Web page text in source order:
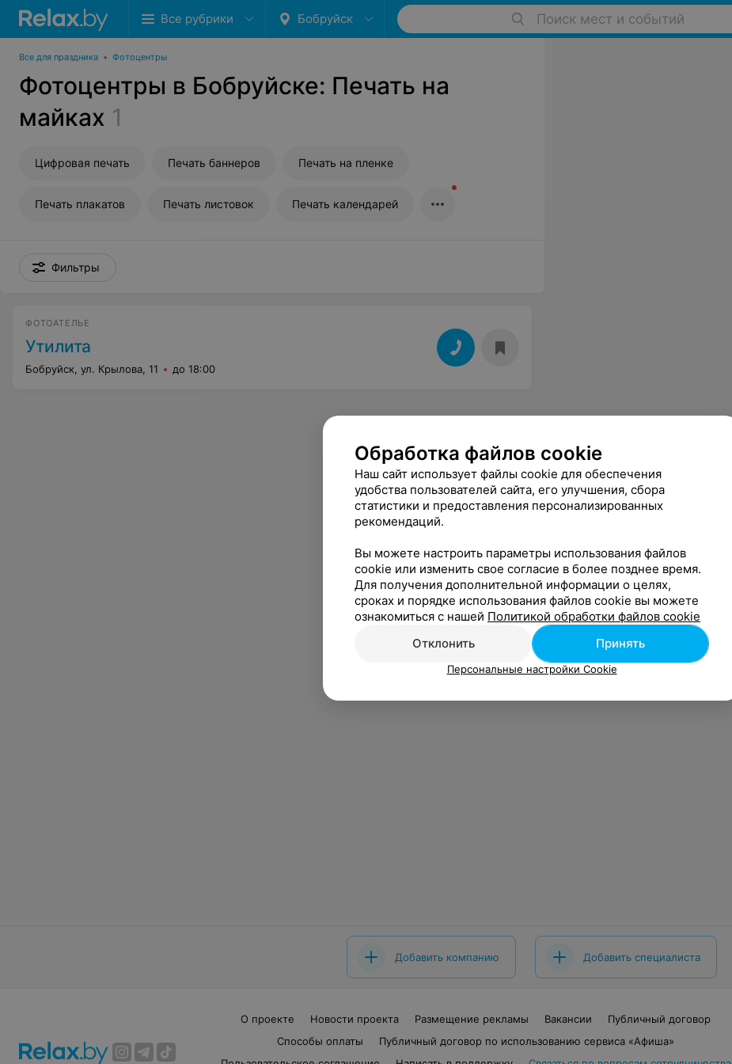
Все рубрики Бобруйск Поиск мест и событий
Все для праздника • Фотоцентры
Фотоцентры в Бобруйске: Печать на
майках 1
Цифровая печать Печать баннеров Печать на пленке
Печать плакатов Печать листовок Печать календарей
Фильтры
ФОТОАТЕЛЬЕ
Утилита
Бобруйск, ул. Крылова, 11 до 18:00
Добавить компанию Добавить специалиста
О проекте Новости проекта Размещение рекламы Вакансии
Публичный договор
Способы оплаты
Публичный договор по использованию сервиса «Афиша»
Обработка файлов cookie
Наш сайт использует файлы cookie для обеспечения
удобства пользователей сайта, его улучшения, сбора
статистики и предоставления персонализированных
рекомендаций.
Вы можете настроить параметры использования файлов
cookie или изменить свое согласие в более позднее время.
Для получения дополнительной информации о целях,
сроках и порядке использования файлов cookie вы можете
ознакомиться с нашей Политикой обработки файлов cookie
Отклонить
Принять
Персональные настройки Cookie